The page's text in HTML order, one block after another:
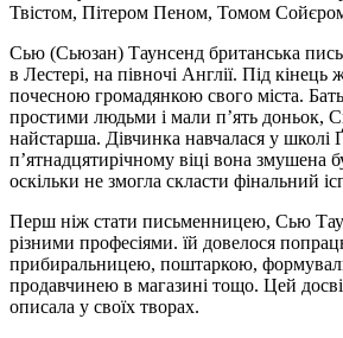
Твістом, Пітером Пеном, Томом
Сью (Сьюзан) Таунсенд британська
в Лестері, на півночі Англії. Під кінець
почесною громадянкою свого міста.
простими людьми і мали п’ять доньок,
найстарша. Дівчинка навчалася у школі
п’ятнадцятирічному віці вона змушена
оскільки не змогла скласти фінальний
Перш ніж стати письменницею, Сью
різними професіями. їй довелося
прибиральницею, поштаркою,
продавчинею в магазині тощо. Цей
описала у своїх творах.